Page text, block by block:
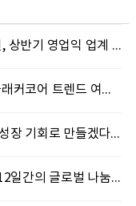
반년 만에 작년치 벌었다…한국투자증권, 상반기 영업익 업계 첫 2조 돌파
"휴양지부터 데일리까지"…마운티아, 슬래커코어 트렌드 여름 신제품 선봬
박관열 광주시장 "정부 메가프로젝트를 성장 기회로 만들겠다"…첫 시정토론회 개최
상명대, 몽골 해외봉사단 해단식 개최…12일간의 글로벌 나눔 성료